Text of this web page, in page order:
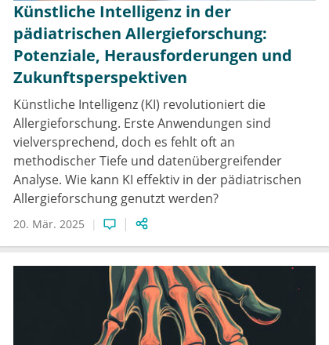
Künstliche Intelligenz in der
pädiatrischen Allergieforschung:
Potenziale, Herausforderungen und
Zukunftsperspektiven
Künstliche Intelligenz (KI) revolutioniert die
Allergieforschung. Erste Anwendungen sind
vielversprechend, doch es fehlt oft an
methodischer Tiefe und datenübergreifender
Analyse. Wie kann KI effektiv in der pädiatrischen
Allergieforschung genutzt werden?
20. Mär. 2025